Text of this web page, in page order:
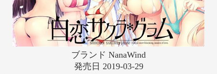
な に ぬ ね の
は ひ ふ へ ほ
む
ブランド NanaWind
発売日 2019-03-29